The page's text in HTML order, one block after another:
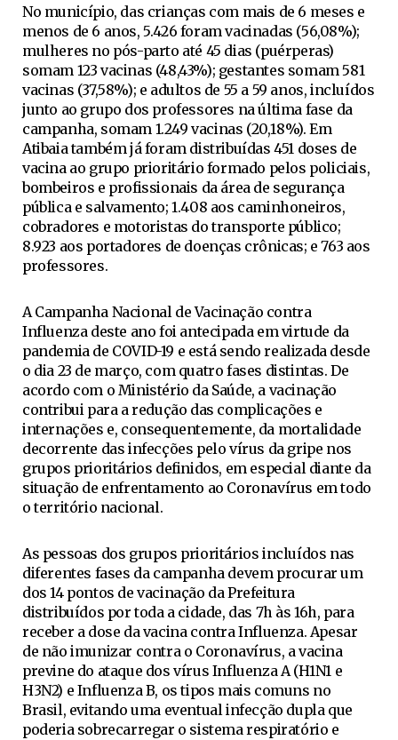
No município, das crianças com mais de 6 meses e
menos de 6 anos, 5.426 foram vacinadas (56,08%);
mulheres no pós-parto até 45 dias (puérperas)
somam 123 vacinas (48,43%); gestantes somam 581
vacinas (37,58%); e adultos de 55 a 59 anos, incluídos
junto ao grupo dos professores na última fase da
campanha, somam 1.249 vacinas (20,18%). Em
Atibaia também já foram distribuídas 451 doses de
vacina ao grupo prioritário formado pelos policiais,
bombeiros e profissionais da área de segurança
pública e salvamento; 1.408 aos caminhoneiros,
cobradores e motoristas do transporte público;
8.923 aos portadores de doenças crônicas; e 763 aos
professores.
A Campanha Nacional de Vacinação contra
Influenza deste ano foi antecipada em virtude da
pandemia de COVID-19 e está sendo realizada desde
o dia 23 de março, com quatro fases distintas. De
acordo com o Ministério da Saúde, a vacinação
contribui para a redução das complicações e
internações e, consequentemente, da mortalidade
decorrente das infecções pelo vírus da gripe nos
grupos prioritários definidos, em especial diante da
situação de enfrentamento ao Coronavírus em todo
o território nacional.
As pessoas dos grupos prioritários incluídos nas
diferentes fases da campanha devem procurar um
dos 14 pontos de vacinação da Prefeitura
distribuídos por toda a cidade, das 7h às 16h, para
receber a dose da vacina contra Influenza. Apesar
de não imunizar contra o Coronavírus, a vacina
previne do ataque dos vírus Influenza A (H1N1 e
H3N2) e Influenza B, os tipos mais comuns no
Brasil, evitando uma eventual infecção dupla que
poderia sobrecarregar o sistema respiratório e